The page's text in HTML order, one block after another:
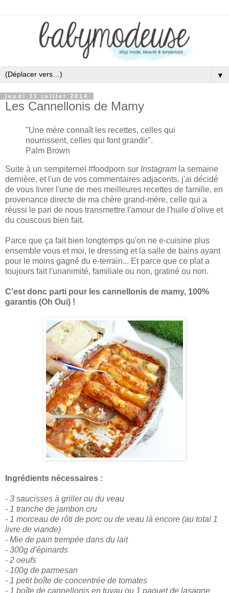
▼
jeudi 31 juillet 2014
Les Cannellonis de Mamy
"Une mère connaît les recettes, celles qui
nourrissent, celles qui font grandir".
Palm Brown
Suite à un sempiternel #foodporn sur Instagram la semaine
dernière, et l'un de vos commentaires adjacents, j'ai décidé
de vous livrer l'une de mes meilleures recettes de famille, en
provenance directe de ma chère grand-mère, celle qui a
réussi le pari de nous transmettre l'amour de l'huile d'olive et
du couscous bien fait.
Parce que ça fait bien longtemps qu'on ne e-cuisine plus
ensemble vous et moi, le dressing et la salle de bains ayant
pour le moins gagné du e-terrain... Et parce que ce plat a
toujours fait l'unanimité, familiale ou non, gratiné ou non.
C'est donc parti pour les cannellonis de mamy, 100%
garantis (Oh Oui) !
Ingrédients nécessaires :
- 3 saucisses à griller ou du veau
- 1 tranche de jambon cru
- 1 morceau de rôti de porc ou de veau là encore (au total 1
livre de viande)
- Mie de pain trempée dans du lait
- 300g d'épinards
- 2 oeufs
- 100g de parmesan
- 1 petit boîte de concentrée de tomates
- 1 boîte de cannellonis en tuyau ou 1 paquet de lasagne